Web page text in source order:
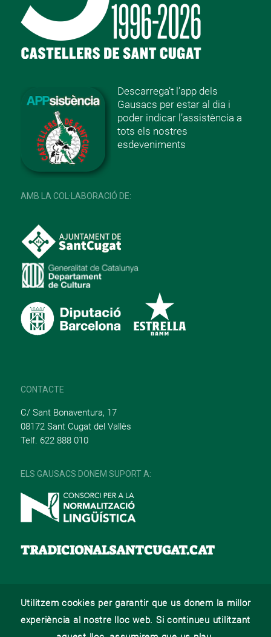
Descarrega’t l’app dels
Gausacs per estar al dia i
poder indicar l’assistència a
tots els nostres
esdeveniments
AMB LA COL·LABORACIÓ DE:
CONTACTE
C/ Sant Bonaventura, 17
08172 Sant Cugat del Vallès
Telf. 622 888 010
ELS GAUSACS DONEM SUPORT A:
TRADICIONALSANTCUGAT.CAT
© 2022 –Web desenvolupat per La Saladeta
Utilitzem cookies per garantir que us donem la millor
experiència al nostre lloc web. Si continueu utilitzant